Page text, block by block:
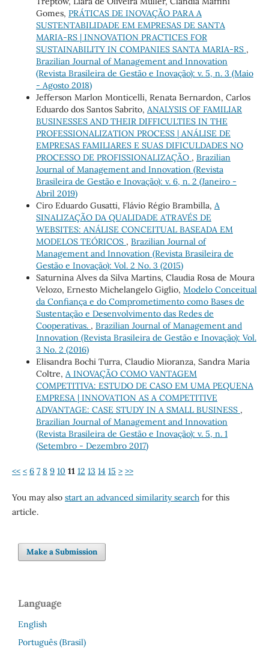
Gomes, PRÁTICAS DE INOVAÇÃO PARA A
SUSTENTABILIDADE EM EMPRESAS DE SANTA
MARIA-RS | INNOVATION PRACTICES FOR
SUSTAINABILITY IN COMPANIES SANTA MARIA-RS ,
Brazilian Journal of Management and Innovation
(Revista Brasileira de Gestão e Inovação): v. 5, n. 3 (Maio
- Agosto 2018)
Jefferson Marlon Monticelli, Renata Bernardon, Carlos
Eduardo dos Santos Sabrito, ANALYSIS OF FAMILIAR
BUSINESSES AND THEIR DIFFICULTIES IN THE
PROFESSIONALIZATION PROCESS | ANÁLISE DE
EMPRESAS FAMILIARES E SUAS DIFICULDADES NO
PROCESSO DE PROFISSIONALIZAÇÃO , Brazilian
Journal of Management and Innovation (Revista
Brasileira de Gestão e Inovação): v. 6, n. 2 (Janeiro -
Abril 2019)
Ciro Eduardo Gusatti, Flávio Régio Brambilla, A
SINALIZAÇÃO DA QUALIDADE ATRAVÉS DE
WEBSITES: ANÁLISE CONCEITUAL BASEADA EM
MODELOS TEÓRICOS , Brazilian Journal of
Management and Innovation (Revista Brasileira de
Gestão e Inovação): Vol. 2 No. 3 (2015)
Saturnina Alves da Silva Martins, Claudia Rosa de Moura
Velozo, Ernesto Michelangelo Giglio, Modelo Conceitual
da Confiança e do Comprometimento como Bases de
Sustentação e Desenvolvimento das Redes de
Cooperativas. , Brazilian Journal of Management and
Innovation (Revista Brasileira de Gestão e Inovação): Vol.
3 No. 2 (2016)
Elisandra Bochi Turra, Claudio Mioranza, Sandra Maria
Coltre, A INOVAÇÃO COMO VANTAGEM
COMPETITIVA: ESTUDO DE CASO EM UMA PEQUENA
EMPRESA | INNOVATION AS A COMPETITIVE
ADVANTAGE: CASE STUDY IN A SMALL BUSINESS ,
Brazilian Journal of Management and Innovation
(Revista Brasileira de Gestão e Inovação): v. 5, n. 1
(Setembro - Dezembro 2017)
<< < 6 7 8 9 10 11 12 13 14 15 > >>
You may also start an advanced similarity searchfor this
article.
Make a Submission
Language
English
Português (Brasil)